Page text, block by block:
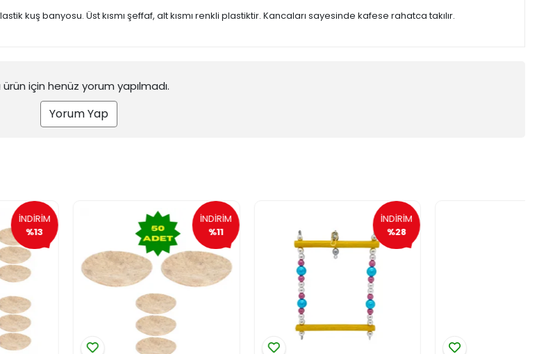
kuş banyosu. Üst kısmı şeffaf, alt kısmı renkli plastiktir. Kancaları sayesinde kafese rahatca takılır.
ürün için henüz yorum yapılmadı.
Yorum Yap
İNDİRİM
%11